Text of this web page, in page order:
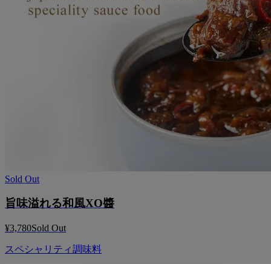
Sold Out
旨味溢れる和風XO醬
¥3,780Sold Out
スペシャリティ調味料